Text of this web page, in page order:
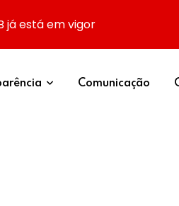
Comunicação
já está em vigor